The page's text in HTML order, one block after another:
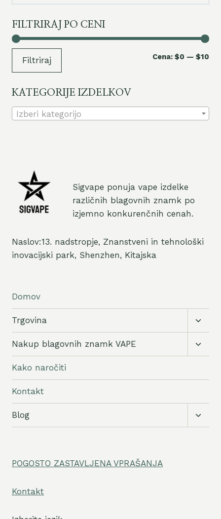
FILTRIRAJ PO CENI
Filtriraj Cena: $0 — $10
KATEGORIJE IZDELKOV
Izberi kategorijo
Sigvape ponuja vape izdelke
različnih blagovnih znamk po
izjemno konkurenčnih cenah.
Naslov:13. nadstropje, Znanstveni in tehnološki
inovacijski park, Shenzhen, Kitajska
Domov
Trgovina
Nakup blagovnih znamk VAPE
Kako naročiti
Kontakt
Blog
POGOSTO ZASTAVLJENA VPRAŠANJA
Kontakt